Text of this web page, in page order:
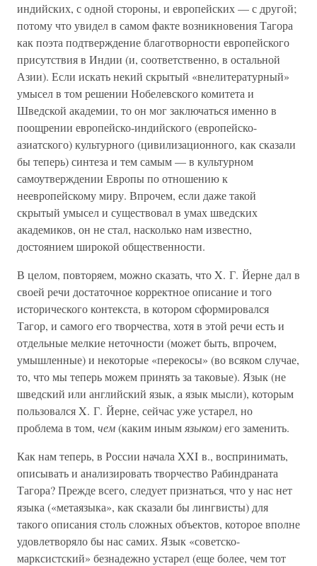
индийских, с одной стороны, и европейских — с другой;
потому что увидел в самом факте возникновения Тагора
как поэта подтверждение благотворности европейского
присутствия в Индии (и, соответственно, в остальной
Азии). Если искать некий скрытый «внелитературный»
умысел в том решении Нобелевского комитета и
Шведской академии, то он мог заключаться именно в
поощрении европейско-индийского (европейско-
азиатского) культурного (цивилизационного, как сказали
бы теперь) синтеза и тем самым — в культурном
самоутверждении Европы по отношению к
неевропейскому миру. Впрочем, если даже такой
скрытый умысел и существовал в умах шведских
академиков, он не стал, насколько нам известно,
достоянием широкой общественности.
В целом, повторяем, можно сказать, что X. Г. Йерне дал в
своей речи достаточное корректное описание и того
исторического контекста, в котором сформировался
Тагор, и самого его творчества, хотя в этой речи есть и
отдельные мелкие неточности (может быть, впрочем,
умышленные) и некоторые «перекосы» (во всяком случае,
то, что мы теперь можем принять за таковые). Язык (не
шведский или английский язык, а язык мысли), которым
пользовался X. Г. Йерне, сейчас уже устарел, но
проблема в том, чем(каким инымязыком)его заменить.
Как нам теперь, в России начала XXI в., воспринимать,
описывать и анализировать творчество Рабиндраната
Тагора? Прежде всего, следует признаться, что у нас нет
языка («метаязыка», как сказали бы лингвисты) для
такого описания столь сложных объектов, которое вполне
удовлетворяло бы нас самих. Язык «советско-
марксистский» безнадежно устарел (еще более, чем тот